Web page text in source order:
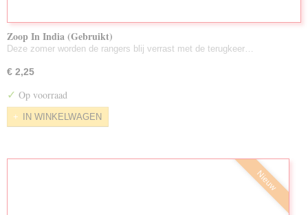
Zoop In India (Gebruikt)
Deze zomer worden de rangers blij verrast met de terugkeer…
€ 2,25
✓ Op voorraad
IN WINKELWAGEN
Nieuw